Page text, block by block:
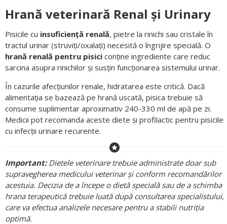
Hrană veterinară Renal și Urinary
Pisicile cu insuficiență renală, pietre la rinichi sau cristale în
tractul urinar (struviți/oxalați) necesită o îngrijire specială. O
hrană renală pentru pisici conține ingrediente care reduc
sarcina asupra rinichilor și susțin funcționarea sistemului urinar.
În cazurile afecțiunilor renale, hidratarea este critică. Dacă
alimentația se bazează pe hrană uscată, pisica trebuie să
consume suplimentar aproximativ 240-330 ml de apă pe zi.
Medicii pot recomanda aceste diete și profilactic pentru pisicile
cu infecții urinare recurente.
Important:Dietele veterinare trebuie administrate doar sub
supravegherea medicului veterinar și conform recomandărilor
acestuia. Decizia de a începe o dietă specială sau de a schimba
hrana terapeutică trebuie luată după consultarea specialistului,
care va efectua analizele necesare pentru a stabili nutriția
optimă.